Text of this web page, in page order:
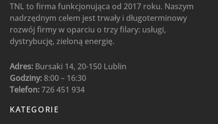
TNL to firma funkcjonująca od 2017 roku. Naszym
nadrzędnym celem jest trwały i długoterminowy
rozwój firmy w oparciu o trzy filary: usługi,
dystrybucję, zieloną energię.
Adres: Bursaki 14, 20-150 Lublin
Godziny: 8:00 – 16:30
Telefon:726 451 934
KATEGORIE